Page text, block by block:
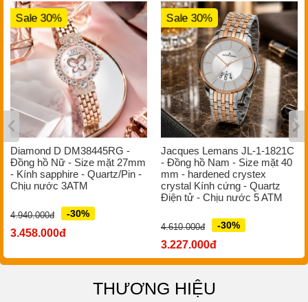
Sale 30%
Diamond D DM38445RG -
Đồng hồ Nữ - Size mặt 27mm
- Kính sapphire - Quartz/Pin -
Chịu nước 3ATM
4.940.000đ -30%
3.458.000đ
Sale 30%
Jacques Lemans JL-1-1821C
- Đồng hồ Nam - Size mặt 40
mm - hardened crystex
crystal Kính cứng - Quartz
Điện tử - Chịu nước 5 ATM
4.610.000đ -30%
3.227.000đ
THƯƠNG HIỆU